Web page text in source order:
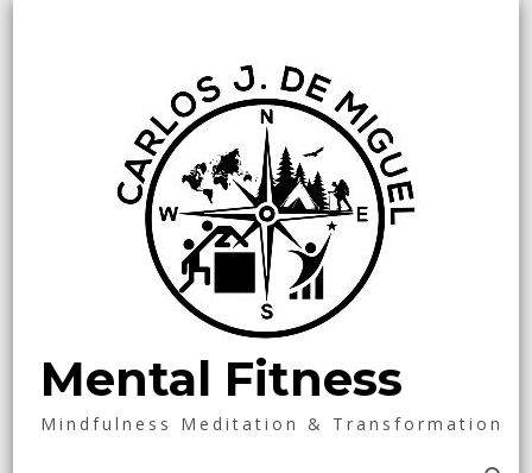
Mental Fitness
Mindfulness Meditation & Transformation